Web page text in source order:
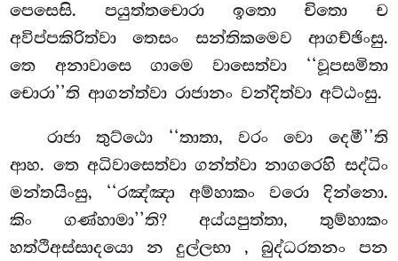
පෙසෙසි. පයුත්තචොරා ඉතො චිතො ච
අවිප්පකිරිත්වා තෙසං සන්තිකමෙව ආගච්ඡිංසු.
තෙ අනාවාසෙ ගාමෙ වාසෙත්වා ‘‘වූපසමිතා
චොරා’’ති ආගන්ත්වා රාජානං වන්දිත්වා අට්ඨංසු.
රාජා තුට්ඨො ‘‘තාතා, වරං වො දෙමී’’ති
ආහ. තෙ අධිවාසෙත්වා ගන්ත්වා නාගරෙහි සද්ධිං
මන්තයිංසු, ‘‘රඤ්ඤා අම්හාකං වරො දින්නො.
කිං ගණ්හාමා’’ති? අය්යපුත්තා, තුම්හාකං
හත්ථිඅස්සාදයො න දුල්ලභා , බුද්ධරතනං පන